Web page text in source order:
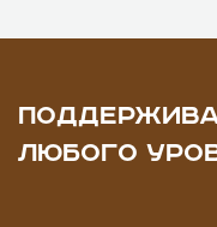
ЛЮБОГО